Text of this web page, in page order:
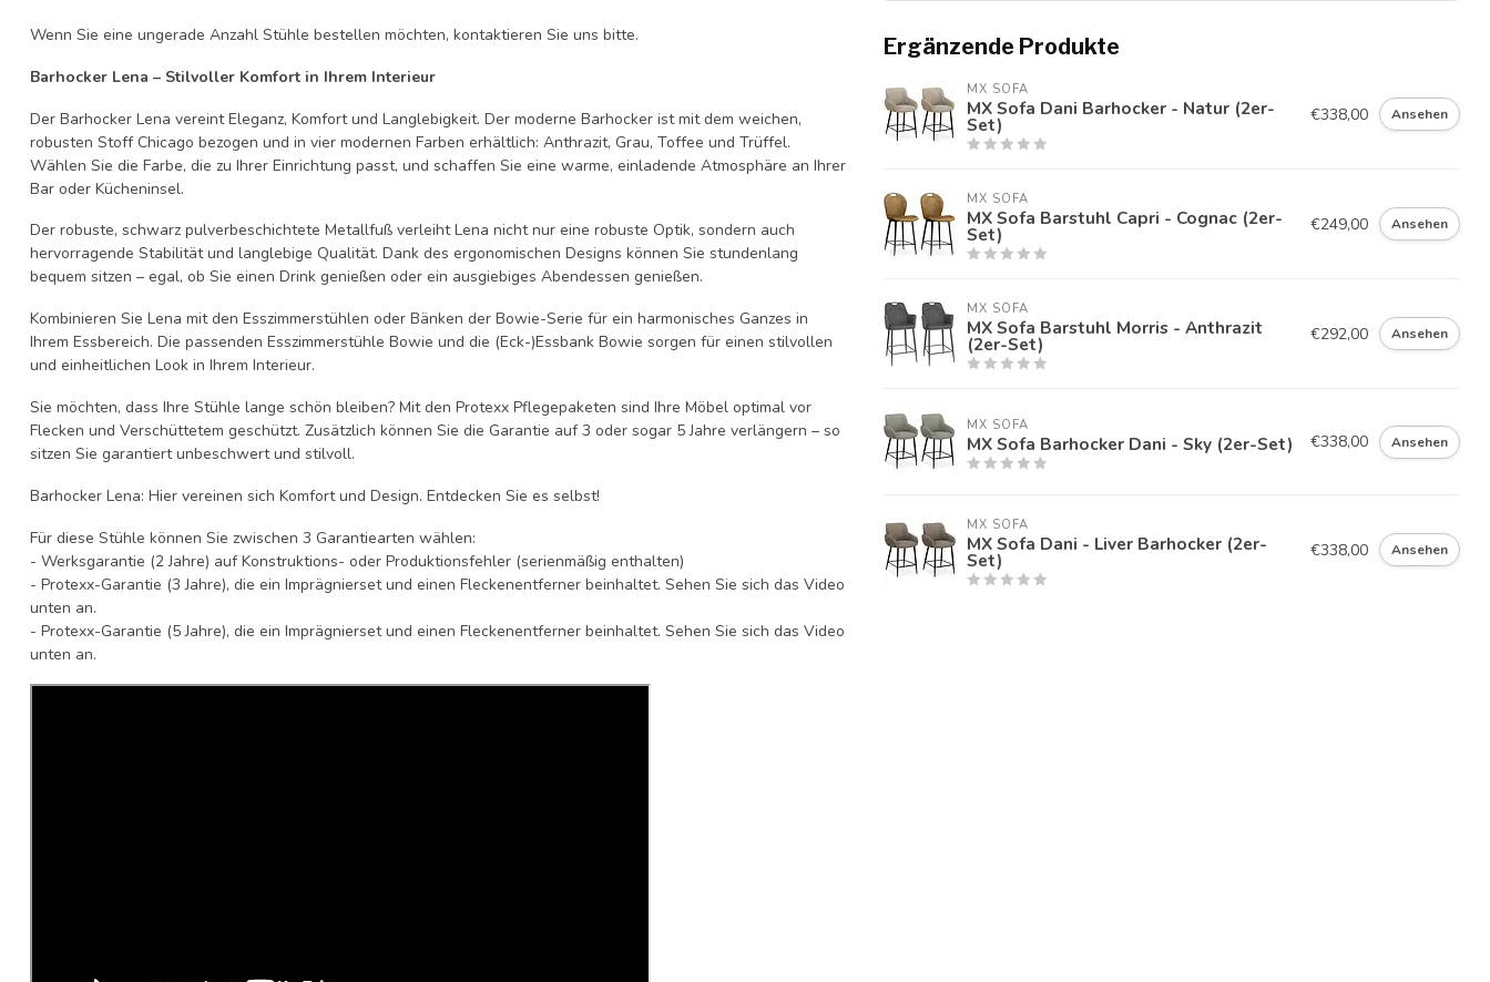
Wenn Sie eine ungerade Anzahl Stühle bestellen möchten, kontaktieren Sie uns bitte.
Barhocker Lena – Stilvoller Komfort in Ihrem Interieur
Der Barhocker Lena vereint Eleganz, Komfort und Langlebigkeit. Der moderne Barhocker ist mit dem weichen,
robusten Stoff Chicago bezogen und in vier modernen Farben erhältlich: Anthrazit, Grau, Toffee und Trüffel.
Wählen Sie die Farbe, die zu Ihrer Einrichtung passt, und schaffen Sie eine warme, einladende Atmosphäre an Ihrer
Bar oder Kücheninsel.
Der robuste, schwarz pulverbeschichtete Metallfuß verleiht Lena nicht nur eine robuste Optik, sondern auch
hervorragende Stabilität und langlebige Qualität. Dank des ergonomischen Designs können Sie stundenlang
bequem sitzen – egal, ob Sie einen Drink genießen oder ein ausgiebiges Abendessen genießen.
Kombinieren Sie Lena mit den Esszimmerstühlen oder Bänken der Bowie-Serie für ein harmonisches Ganzes in
Ihrem Essbereich. Die passenden Esszimmerstühle Bowie und die (Eck-)Essbank Bowie sorgen für einen stilvollen
und einheitlichen Look in Ihrem Interieur.
Sie möchten, dass Ihre Stühle lange schön bleiben? Mit den Protexx Pflegepaketen sind Ihre Möbel optimal vor
Flecken und Verschüttetem geschützt. Zusätzlich können Sie die Garantie auf 3 oder sogar 5 Jahre verlängern – so
sitzen Sie garantiert unbeschwert und stilvoll.
Barhocker Lena: Hier vereinen sich Komfort und Design. Entdecken Sie es selbst!
Für diese Stühle können Sie zwischen 3 Garantiearten wählen:
- Werksgarantie (2 Jahre) auf Konstruktions- oder Produktionsfehler (serienmäßig enthalten)
- Protexx-Garantie (3 Jahre), die ein Imprägnierset und einen Fleckenentferner beinhaltet. Sehen Sie sich das Video
unten an.
- Protexx-Garantie (5 Jahre), die ein Imprägnierset und einen Fleckenentferner beinhaltet. Sehen Sie sich das Video
unten an.
Ergänzende Produkte
MX SOFA
MX Sofa Dani Barhocker - Natur (2er-
Set) €338,00 Ansehen
MX SOFA
MX Sofa Barstuhl Capri - Cognac (2er-
Set) €249,00 Ansehen
MX SOFA
MX Sofa Barstuhl Morris - Anthrazit
(2er-Set) €292,00 Ansehen
MX SOFA
MX Sofa Barhocker Dani - Sky (2er-Set) €338,00 Ansehen
MX SOFA
MX Sofa Dani - Liver Barhocker (2er-
Set) €338,00 Ansehen